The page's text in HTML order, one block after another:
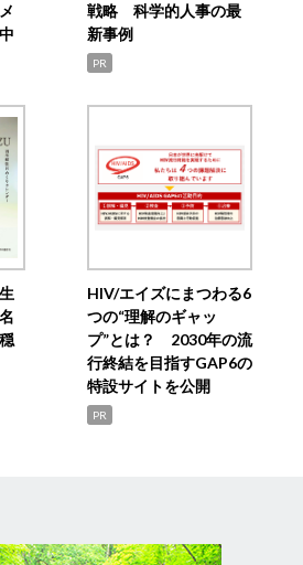
戦略 科学的人事の最
新事例
PR
HIV/エイズにまつわる6
つの“理解のギャッ
プ”とは？ 2030年の流
行終結を目指すGAP6の
特設サイトを公開
PR